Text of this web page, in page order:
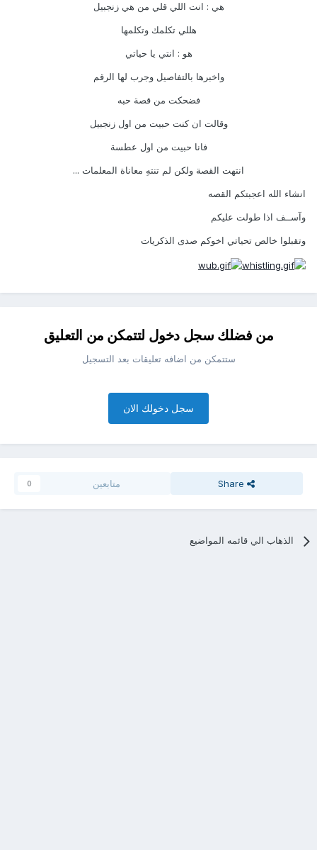
هي : انت اللي قلي من هي زنجبيل
هللي تكلمك وتكلمها
هو : انتي يا حياتي
واخبرها بالتفاصيل وجرب لها الرقم
فضحكت من قصة حبه
وقالت ان كنت حبيت من اول زنجبيل
فانا حبيت من اول عطسة
انتهت القصة ولكن لم تنتهِ معاناة المعلمات ...
انشاء الله اعجبتكم القصه
وآســف اذا طولت عليكم
وتقبلوا خالص تحياتي اخوكم صدى الذكريات
من فضلك سجل دخول لتتمكن من التعليق
ستتمكن من اضافه تعليقات بعد التسجيل
سجل دخولك الان
Share متابعين 0
الذهاب الي قائمه المواضيع